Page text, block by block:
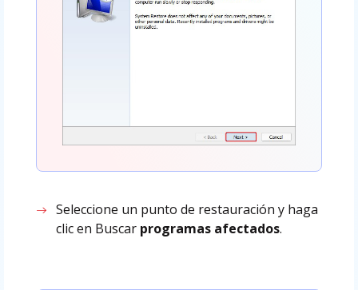
Seleccione un punto de restauración y haga
clic en Buscar programas afectados.